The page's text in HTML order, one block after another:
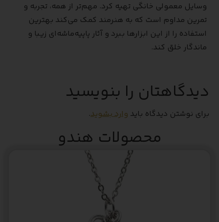
وسایل معمولی خانگی تهیه کرد. مهم‌تر از همه، تجربه و
تمرین مداوم است که به هنرمند کمک می‌کند بهترین
استفاده را از این ابزارها ببرد و آثار پاپیه‌ماشه‌ای زیبا و
ماندگار خلق کند.
دیدگاهتان را بنویسید
برای نوشتن دیدگاه باید وارد بشوید.
محصولات هندو